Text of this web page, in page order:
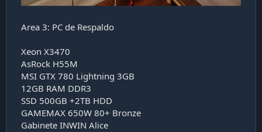
Area 3: PC de Respaldo
Xeon X3470
AsRock H55M
MSI GTX 780 Lightning 3GB
12GB RAM DDR3
SSD 500GB +2TB HDD
GAMEMAX 650W 80+ Bronze
Gabinete INWIN Alice